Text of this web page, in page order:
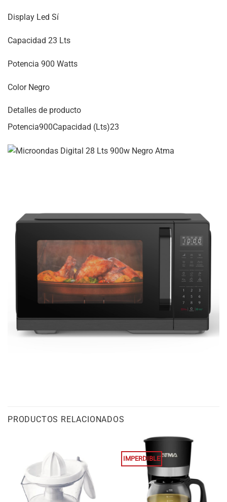
Display Led Sí
Capacidad 23 Lts
Potencia 900 Watts
Color Negro
Detalles de producto
Potencia900Capacidad (Lts)23
PRODUCTOS RELACIONADOS
IMPERDIBLE